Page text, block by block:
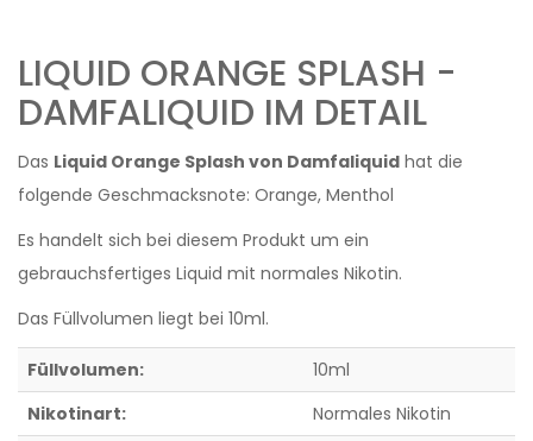
LIQUID ORANGE SPLASH -
DAMFALIQUID IM DETAIL
Das Liquid Orange Splash von Damfaliquid hat die
folgende Geschmacksnote: Orange, Menthol
Es handelt sich bei diesem Produkt um ein
gebrauchsfertiges Liquid mit normales Nikotin.
Das Füllvolumen liegt bei 10ml.
Füllvolumen:
10ml
Nikotinart:
Normales Nikotin